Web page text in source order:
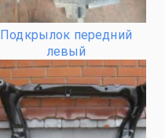
Подкрылок передний
левый